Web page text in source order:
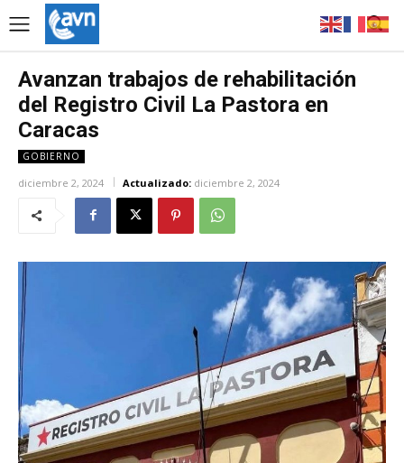
Avanzan trabajos de rehabilitación
del Registro Civil La Pastora en
Caracas
GOBIERNO
diciembre 2, 2024 Actualizado: diciembre 2, 2024